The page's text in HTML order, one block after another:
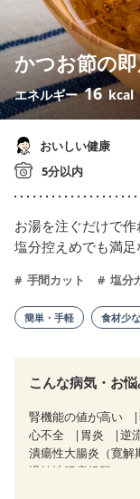
かつお節の
エネルギー16 kcal
おいしい健康
5分以内
お湯を注ぐだけで作
塩分控えめでも満足
手間カット 塩分
簡単・手軽 食材少
こんな病気・お
腎機能の値が高い
心不全
胃炎 逆
潰瘍性大腸炎（寛解
過敏性腸症候群（IBS